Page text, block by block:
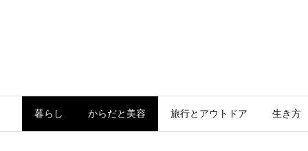
暮らし からだと美容 旅行とアウトドア 生き方